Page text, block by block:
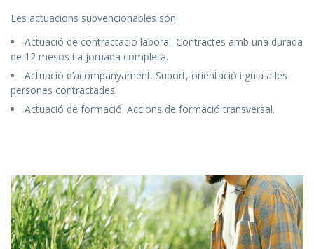
Les actuacions subvencionables són:
Actuació de contractació laboral. Contractes amb una durada
de 12 mesos i a jornada completa.
Actuació d’acompanyament. Suport, orientació i guia a les
persones contractades.
Actuació de formació. Accions de formació transversal.